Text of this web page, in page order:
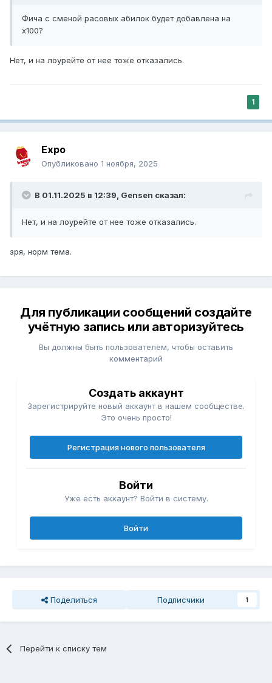
Фича с сменой расовых абилок будет добавлена на
х100?
Нет, и на лоурейте от нее тоже отказались.
1
Expo
Опубликовано 1 ноября, 2025
В 01.11.2025 в 12:39, Gensen сказал:
Нет, и на лоурейте от нее тоже отказались.
зря, норм тема.
Для публикации сообщений создайте
учётную запись или авторизуйтесь
Вы должны быть пользователем, чтобы оставить
комментарий
Создать аккаунт
Зарегистрируйте новый аккаунт в нашем сообществе.
Это очень просто!
Регистрация нового пользователя
Войти
Уже есть аккаунт? Войти в систему.
Войти
Поделиться Подписчики 1
Перейти к списку тем